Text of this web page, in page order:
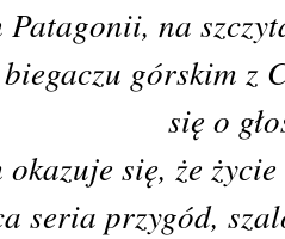
Patagonii, na
górskim z
się o
okazuje się, że
seria przygód,